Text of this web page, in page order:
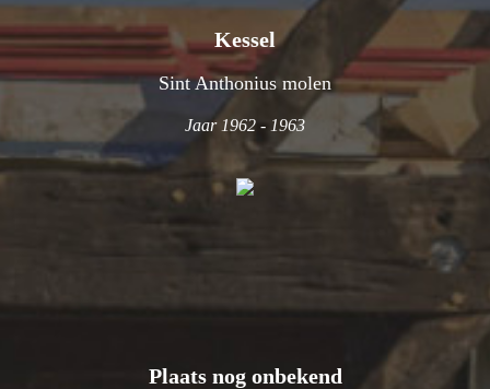
Kessel
Sint Anthonius molen
Jaar 1962 - 1963
Plaats nog onbekend